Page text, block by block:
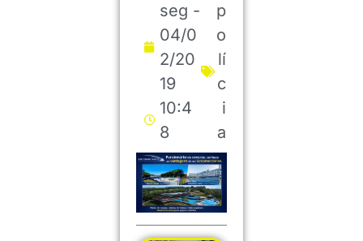
seg -
04/0
2/20
19
10:4
8
p
o
lí
c
i
a